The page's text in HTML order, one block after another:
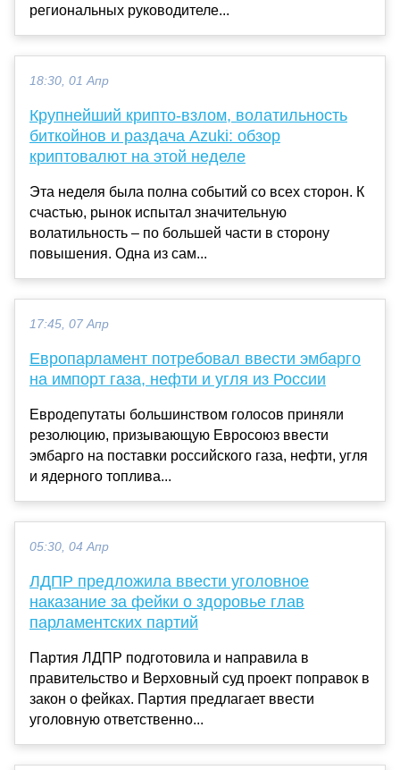
региональных руководителе...
18:30, 01 Апр
Крупнейший крипто-взлом, волатильность
биткойнов и раздача Azuki: обзор
криптовалют на этой неделе
Эта неделя была полна событий со всех сторон. К
счастью, рынок испытал значительную
волатильность – по большей части в сторону
повышения. Одна из сам...
17:45, 07 Апр
Европарламент потребовал ввести эмбарго
на импорт газа, нефти и угля из России
Евродепутаты большинством голосов приняли
резолюцию, призывающую Евросоюз ввести
эмбарго на поставки российского газа, нефти, угля
и ядерного топлива...
05:30, 04 Апр
ЛДПР предложила ввести уголовное
наказание за фейки о здоровье глав
парламентских партий
Партия ЛДПР подготовила и направила в
правительство и Верховный суд проект поправок в
закон о фейках. Партия предлагает ввести
уголовную ответственно...